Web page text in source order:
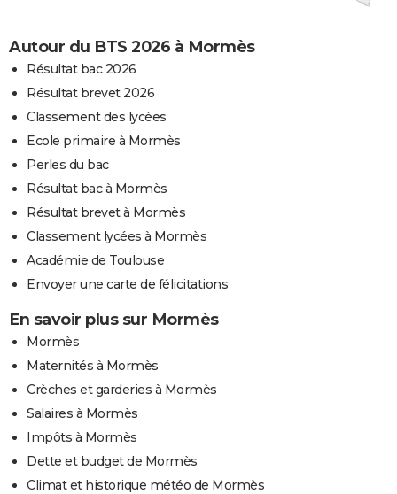
Autour du BTS 2026 à Mormès
Résultat bac 2026
Résultat brevet 2026
Classement des lycées
Ecole primaire à Mormès
Perles du bac
Résultat bac à Mormès
Résultat brevet à Mormès
Classement lycées à Mormès
Académie de Toulouse
Envoyer une carte de félicitations
En savoir plus sur Mormès
Mormès
Maternités à Mormès
Crèches et garderies à Mormès
Salaires à Mormès
Impôts à Mormès
Dette et budget de Mormès
Climat et historique météo de Mormès